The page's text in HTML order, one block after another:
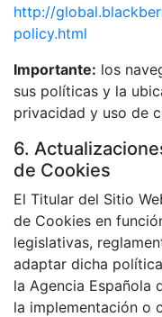
http://
policy.html
Importante: los
sus políticas y la
privacidad y uso de
6.
de Cookies
El Titular del Sitio
de Cookies en
legislativas,
adaptar dicha
la Agencia Española
la implementación o